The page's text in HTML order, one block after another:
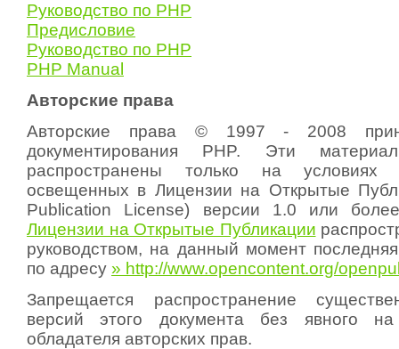
Руководство по PHP
Предисловие
Руководство по PHP
PHP Manual
Авторские права
Авторские права © 1997 - 2008
документирования PHP. Эти
распространены только на условиях
освещенных в Лицензии на Открытые
Publication License) версии 1.0 или
Лицензии на Открытые Публикации
руководством, на данный момент
по адресу » http://www.opencontent.org/
Запрещается распространение
версий этого документа без явного
обладателя авторских прав.